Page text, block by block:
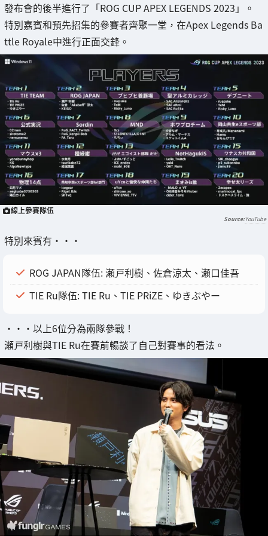
發布會的後半進行了「ROG CUP APEX LEGENDS 2023」。
特別嘉賓和預先招集的參賽者齊聚一堂，在Apex Legends Ba
ttle Royale中進行正面交鋒。
線上參賽隊伍
YouTube
特別來賓有・・・
ROG JAPAN隊伍: 瀬戸利樹、佐倉涼太、瀬口佳吾
TIE Ru隊伍: TIE Ru、TIE PRiZE、ゆきぶやー
・・・以上6位分為兩隊參戰！
瀬戸利樹與TIE Ru在賽前暢談了自己對賽事的看法。